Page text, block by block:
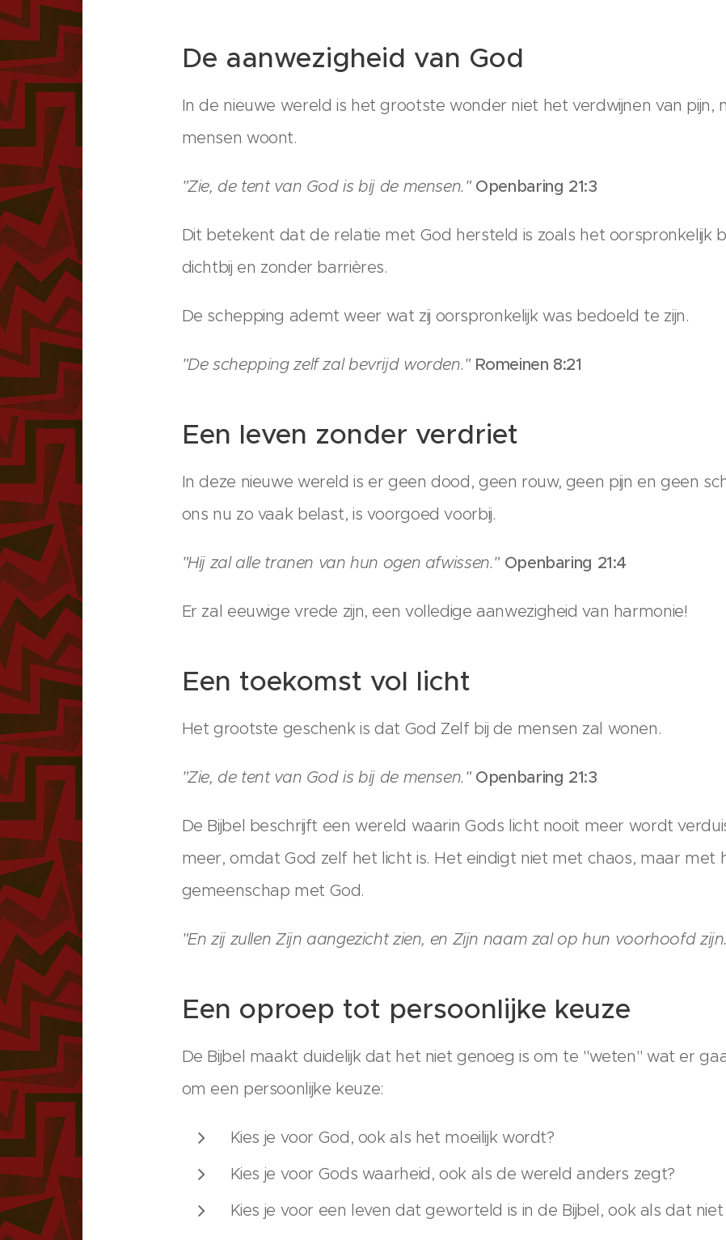
De aanwezigheid van God
In de nieuwe wereld is het grootste wonder niet het verdwijnen van pijn,
mensen woont.
"Zie, de tent van God is bij de mensen." Openbaring 21:3
Dit betekent dat de relatie met God hersteld is zoals het oorspronkelijk
dichtbij en zonder barrières.
De schepping ademt weer wat zij oorspronkelijk was bedoeld te zijn.
"De schepping zelf zal bevrijd worden." Romeinen 8:21
Een leven zonder verdriet
In deze nieuwe wereld is er geen dood, geen rouw, geen pijn en geen
ons nu zo vaak belast, is voorgoed voorbij.
"Hij zal alle tranen van hun ogen afwissen." Openbaring 21:4
Er zal eeuwige vrede zijn, een volledige aanwezigheid van harmonie!
Een toekomst vol licht
Het grootste geschenk is dat God Zelf bij de mensen zal wonen.
"Zie, de tent van God is bij de mensen." Openbaring 21:3
De Bijbel beschrijft een wereld waarin Gods licht nooit meer wordt
meer, omdat God zelf het licht is. Het eindigt niet met chaos, maar met
gemeenschap met God.
"En zij zullen Zijn aangezicht zien, en Zijn naam zal op hun voorhoofd
Een oproep tot persoonlijke keuze
De Bijbel maakt duidelijk dat het niet genoeg is om te "weten" wat er
om een persoonlijke keuze:
Kies je voor God, ook als het moeilijk wordt?
Kies je voor Gods waarheid, ook als de wereld anders zegt?
Kies je voor een leven dat geworteld is in de Bijbel, ook als dat